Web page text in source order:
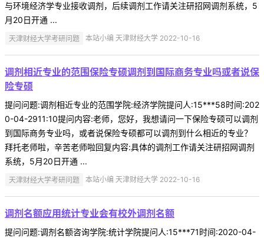
与环境经济学专业接收调剂，后续调剂工作请关注研招网调剂系统，5
月20日开通 ...
天津财经大学考研问题 本站小编 天津财经大学 2022-10-16
调剂相近专业的范围保险专硕调剂到国际商务专业吗或者说保
险专硕
提问问题:调剂相近专业的范围学院:经济学院提问人:15***58时间:202
0-04-2911:10提问内容:老师，您好，我想请问一下保险专硕可以调剂
到国际商务专业吗，或者说保险专硕都可以调剂到什么相近的专业？
拜托老师啦，辛苦老师啦回复内容:具体的调剂工作请关注研招网调剂
系统，5月20日开通 ...
天津财经大学考研问题 本站小编 天津财经大学 2022-10-16
调剂名额应用统计专业会有校外调剂名额
提问问题:调剂名额咨询学院:统计学院提问人:15***71时间:2020-04-